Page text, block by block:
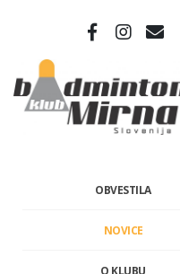
OBVESTILA
NOVICE
O KLUBU